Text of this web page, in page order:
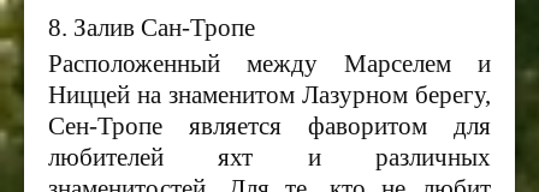
8. Залив Сан-Тропе
Расположенный между Марселем и
Ниццей на знаменитом Лазурном берегу,
Сен-Тропе является фаворитом для
любителей яхт и различных